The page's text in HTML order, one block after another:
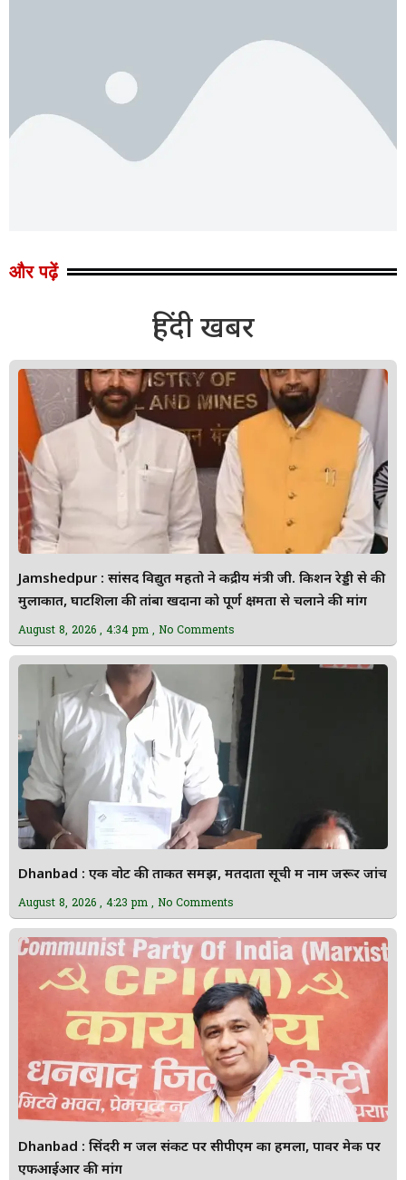
और पढ़ें
हिंदी खबर
Jamshedpur : सांसद विद्युत महतो ने केंद्रीय मंत्री जी. किशन रेड्डी से की
मुलाकात, घाटशिला की तांबा खदानों को पूर्ण क्षमता से चलाने की मांग
August 8, 2026 4:34 pm No Comments
Dhanbad : एक वोट की ताकत समझें, मतदाता सूची में नाम जरूर जांचें
August 8, 2026 4:23 pm No Comments
Dhanbad : सिंदरी में जल संकट पर सीपीएम का हमला, पावर मेक पर
एफआईआर की मांग